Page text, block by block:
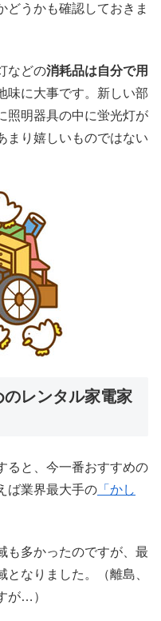
どうかも確認しておきま
などの消耗品は自分で用
味に大事です。新しい部
照明器具の中に蛍光灯が
まり嬉しいものではない
のレンタル家電家
ると、今一番おすすめの
ば業界最大手の 「かし
も多かったのですが、最
なりました。（離島、
が…）